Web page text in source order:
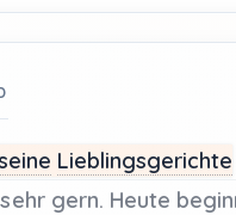
Lieblingsgerichte
sehr gern. Heute